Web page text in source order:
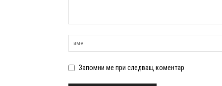
Запомни ме при следващ коментар